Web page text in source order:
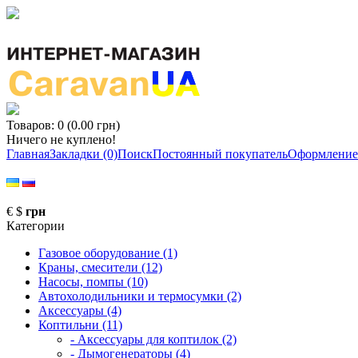
Товаров: 0 (0.00 грн)
Ничего не куплено!
ГлавнаяЗакладки (0)ПоискПостоянный покупательОформление
€ $ грн
Категории
Газовое оборудование (1)
Краны, смесители (12)
Насосы, помпы (10)
Автохолодильники и термосумки (2)
Аксессуары (4)
Коптильни (11)
- Аксессуары для коптилок (2)
- Дымогенераторы (4)